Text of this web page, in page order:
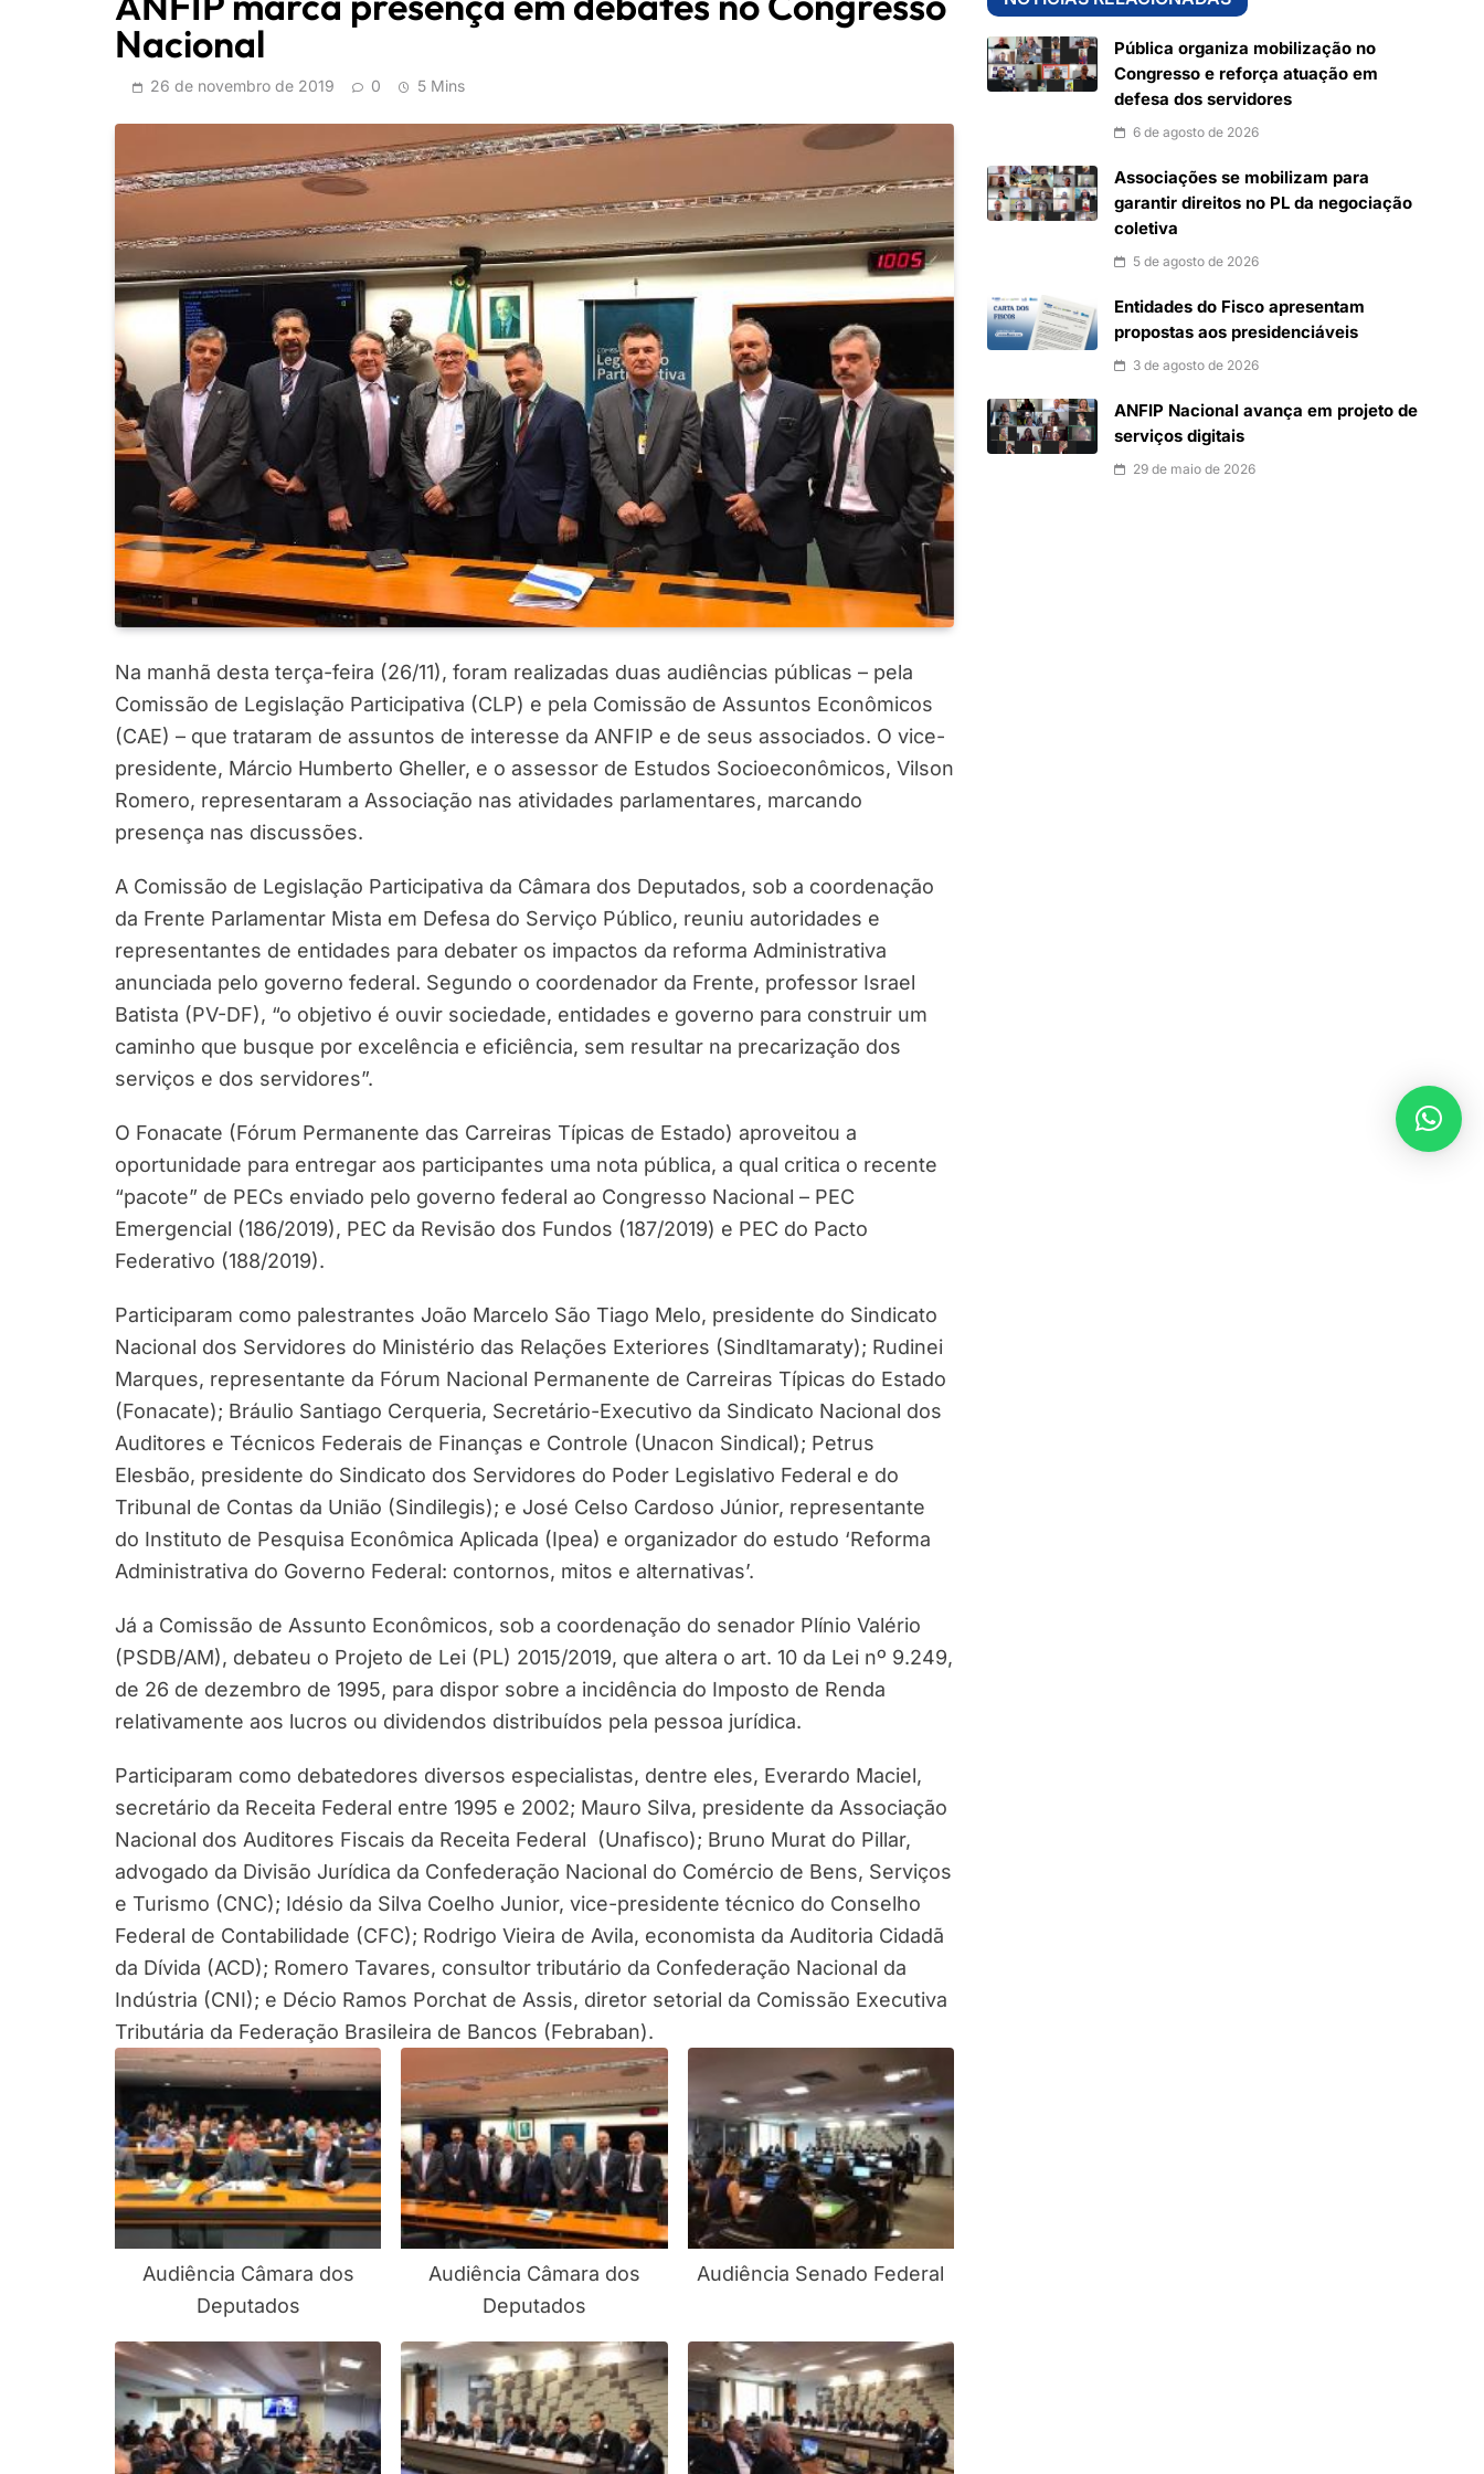
Nacional
26 de novembro de 2019 0 5 Mins
Na manhã desta terça-feira (26/11), foram realizadas duas audiências públicas – pela
Comissão de Legislação Participativa (CLP) e pela Comissão de Assuntos Econômicos
(CAE) – que trataram de assuntos de interesse da ANFIP e de seus associados. O vice-
presidente, Márcio Humberto Gheller, e o assessor de Estudos Socioeconômicos, Vilson
Romero, representaram a Associação nas atividades parlamentares, marcando
presença nas discussões.
A Comissão de Legislação Participativa da Câmara dos Deputados, sob a coordenação
da Frente Parlamentar Mista em Defesa do Serviço Público, reuniu autoridades e
representantes de entidades para debater os impactos da reforma Administrativa
anunciada pelo governo federal. Segundo o coordenador da Frente, professor Israel
Batista (PV-DF), “o objetivo é ouvir sociedade, entidades e governo para construir um
caminho que busque por excelência e eficiência, sem resultar na precarização dos
serviços e dos servidores”.
O Fonacate (Fórum Permanente das Carreiras Típicas de Estado) aproveitou a
oportunidade para entregar aos participantes uma nota pública, a qual critica o recente
“pacote” de PECs enviado pelo governo federal ao Congresso Nacional – PEC
Emergencial (186/2019), PEC da Revisão dos Fundos (187/2019) e PEC do Pacto
Federativo (188/2019).
Participaram como palestrantes João Marcelo São Tiago Melo, presidente do Sindicato
Nacional dos Servidores do Ministério das Relações Exteriores (SindItamaraty); Rudinei
Marques, representante da Fórum Nacional Permanente de Carreiras Típicas do Estado
(Fonacate); Bráulio Santiago Cerqueria, Secretário-Executivo da Sindicato Nacional dos
Auditores e Técnicos Federais de Finanças e Controle (Unacon Sindical); Petrus
Elesbão, presidente do Sindicato dos Servidores do Poder Legislativo Federal e do
Tribunal de Contas da União (Sindilegis); e José Celso Cardoso Júnior, representante
do Instituto de Pesquisa Econômica Aplicada (Ipea) e organizador do estudo ‘Reforma
Administrativa do Governo Federal: contornos, mitos e alternativas’.
Já a Comissão de Assunto Econômicos, sob a coordenação do senador Plínio Valério
(PSDB/AM), debateu o Projeto de Lei (PL) 2015/2019, que altera o art. 10 da Lei nº 9.249,
de 26 de dezembro de 1995, para dispor sobre a incidência do Imposto de Renda
relativamente aos lucros ou dividendos distribuídos pela pessoa jurídica.
Participaram como debatedores diversos especialistas, dentre eles, Everardo Maciel,
secretário da Receita Federal entre 1995 e 2002; Mauro Silva, presidente da Associação
Nacional dos Auditores Fiscais da Receita Federal (Unafisco); Bruno Murat do Pillar,
advogado da Divisão Jurídica da Confederação Nacional do Comércio de Bens, Serviços
e Turismo (CNC); Idésio da Silva Coelho Junior, vice-presidente técnico do Conselho
Federal de Contabilidade (CFC); Rodrigo Vieira de Avila, economista da Auditoria Cidadã
da Dívida (ACD); Romero Tavares, consultor tributário da Confederação Nacional da
Indústria (CNI); e Décio Ramos Porchat de Assis, diretor setorial da Comissão Executiva
Tributária da Federação Brasileira de Bancos (Febraban).
Audiência Câmara dos
Deputados
Audiência Câmara dos
Deputados
Audiência Senado Federal
Pública organiza mobilização no
Congresso e reforça atuação em
defesa dos servidores
6 de agosto de 2026
Associações se mobilizam para
garantir direitos no PL da negociação
coletiva
5 de agosto de 2026
Entidades do Fisco apresentam
propostas aos presidenciáveis
3 de agosto de 2026
ANFIP Nacional avança em projeto de
serviços digitais
29 de maio de 2026